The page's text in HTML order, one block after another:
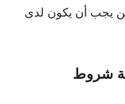
يجب أن يكون لدى
شروط